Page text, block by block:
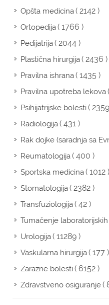
Opšta medicina( 2142 )
Ortopedija( 1766 )
Pedijatrija( 2044 )
Plastična hirurgija( 2436 )
Pravilna ishrana( 1435 )
Pravilna upotreba lekova
Psihijatrijske bolesti(
Radiologija( 431 )
Rak dojke (saradnja sa
Reumatologija( 400 )
Sportska medicina( 1012 )
Stomatologija( 2382 )
Transfuziologija( 42 )
Tumačenje
Urologija( 11289 )
Vaskularna hirurgija( 177 )
Zarazne bolesti( 6152 )
Zdravstveno osiguranje(